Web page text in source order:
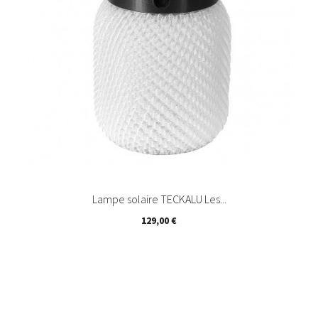
Lampe solaire TECKALU Les...
Prix
129,00 €